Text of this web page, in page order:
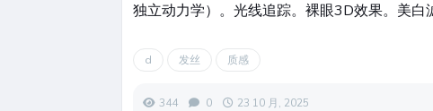
独立动力学）。光线追踪。裸眼3D效果。美白
d 发丝 质感
344 0 23 10 月, 2025